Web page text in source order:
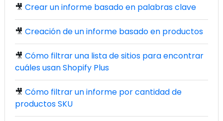
🎥 Crear un informe basado en palabras clave
🎥 Creación de un informe basado en productos
🎥 Cómo filtrar una lista de sitios para encontrar
cuáles usan Shopify Plus
🎥 Cómo filtrar un informe por cantidad de
productos SKU